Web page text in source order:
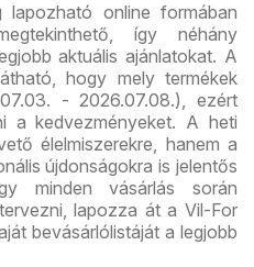
online formában
így néhány
aktuális ajánlatokat. A
hogy mely termékek
- 2026.07.08.), ezért
a kedvezményeket. A heti
élelmiszerekre, hanem a
újdonságokra is jelentős
minden vásárlás során
lapozza át a Vil-For
bevásárlólistáját a legjobb